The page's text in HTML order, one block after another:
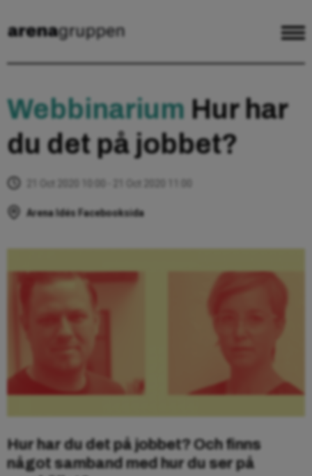
Webbinarium Hur har
du det på jobbet?
Arena Idés Facebooksida
Hur har du det på jobbet? Och finns
något samband med hur du ser på